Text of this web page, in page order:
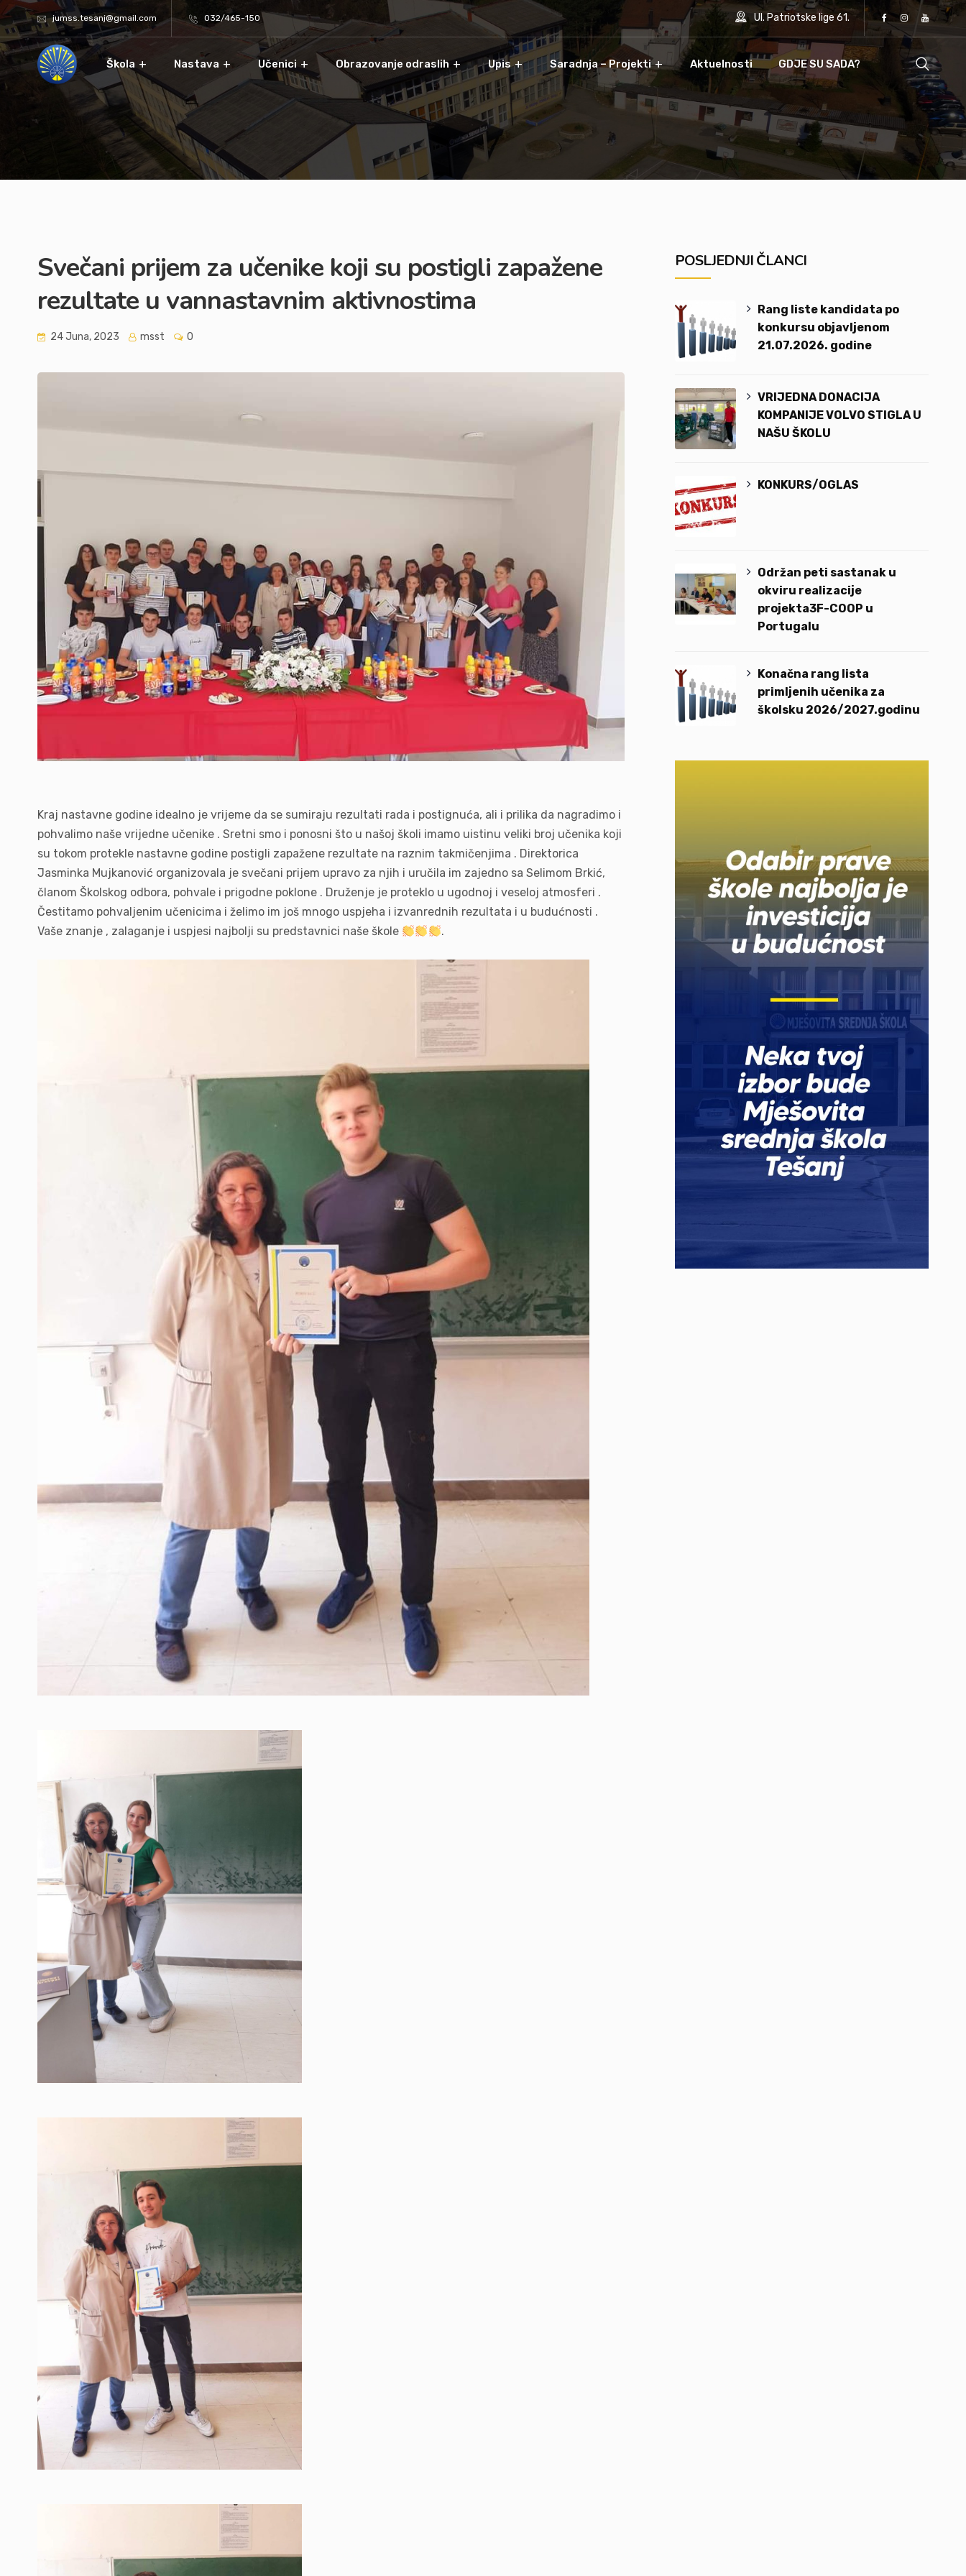
jumss.tesanj@gmail.com 032/465-150 Ul. Patriotske lige 61.
Škola Nastava Učenici Obrazovanje odraslih Upis Saradnja – Projekti Aktuelnosti GDJE SU SADA?
Svečani prijem za učenike koji su postigli zapažene
rezultate u vannastavnim aktivnostima
24 Juna, 2023 msst 0
Kraj nastavne godine idealno je vrijeme da se sumiraju rezultati rada i postignuća, ali i prilika da nagradimo i
pohvalimo naše vrijedne učenike . Sretni smo i ponosni što u našoj školi imamo uistinu veliki broj učenika koji
su tokom protekle nastavne godine postigli zapažene rezultate na raznim takmičenjima . Direktorica
Jasminka Mujkanović organizovala je svečani prijem upravo za njih i uručila im zajedno sa Selimom Brkić,
članom Školskog odbora, pohvale i prigodne poklone . Druženje je proteklo u ugodnoj i veseloj atmosferi .
Čestitamo pohvaljenim učenicima i želimo im još mnogo uspjeha i izvanrednih rezultata i u budućnosti .
Vaše znanje , zalaganje i uspjesi najbolji su predstavnici naše škole
.
POSLJEDNJI ČLANCI
Rang liste kandidata po
konkursu objavljenom
21.07.2026. godine
VRIJEDNA DONACIJA
KOMPANIJE VOLVO STIGLA U
NAŠU ŠKOLU
KONKURS/OGLAS
Održan peti sastanak u
okviru realizacije
projekta3F-COOP u
Portugalu
Konačna rang lista
primljenih učenika za
školsku 2026/2027.godinu